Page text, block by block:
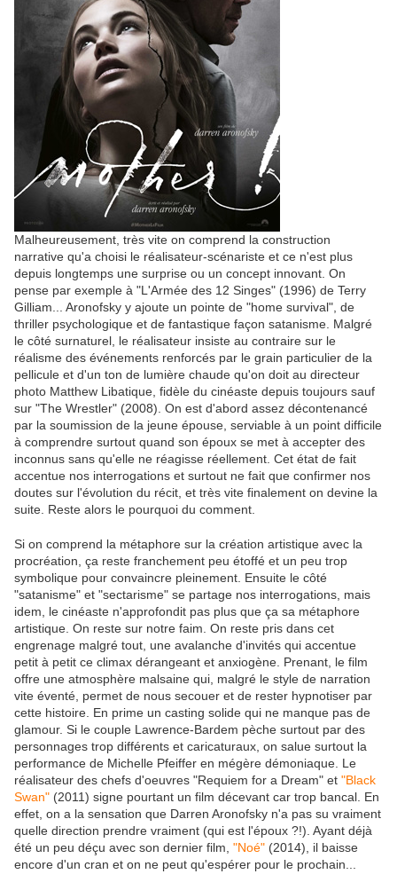
Malheureusement, très vite on comprend la construction
narrative qu'a choisi le réalisateur-scénariste et ce n'est plus
depuis longtemps une surprise ou un concept innovant. On
pense par exemple à "L'Armée des 12 Singes" (1996) de Terry
Gilliam... Aronofsky y ajoute un pointe de "home survival", de
thriller psychologique et de fantastique façon satanisme. Malgré
le côté surnaturel, le réalisateur insiste au contraire sur le
réalisme des événements renforcés par le grain particulier de la
pellicule et d'un ton de lumière chaude qu'on doit au directeur
photo Matthew Libatique, fidèle du cinéaste depuis toujours sauf
sur "The Wrestler" (2008). On est d'abord assez décontenancé
par la soumission de la jeune épouse, serviable à un point difficile
à comprendre surtout quand son époux se met à accepter des
inconnus sans qu'elle ne réagisse réellement. Cet état de fait
accentue nos interrogations et surtout ne fait que confirmer nos
doutes sur l'évolution du récit, et très vite finalement on devine la
suite. Reste alors le pourquoi du comment.
Si on comprend la métaphore sur la création artistique avec la
procréation, ça reste franchement peu étoffé et un peu trop
symbolique pour convaincre pleinement. Ensuite le côté
"satanisme" et "sectarisme" se partage nos interrogations, mais
idem, le cinéaste n'approfondit pas plus que ça sa métaphore
artistique. On reste sur notre faim. On reste pris dans cet
engrenage malgré tout, une avalanche d'invités qui accentue
petit à petit ce climax dérangeant et anxiogène. Prenant, le film
offre une atmosphère malsaine qui, malgré le style de narration
vite éventé, permet de nous secouer et de rester hypnotiser par
cette histoire. En prime un casting solide qui ne manque pas de
glamour. Si le couple Lawrence-Bardem pèche surtout par des
personnages trop différents et caricaturaux, on salue surtout la
performance de Michelle Pfeiffer en mégère démoniaque. Le
réalisateur des chefs d'oeuvres "Requiem for a Dream" et "Black
Swan" (2011) signe pourtant un film décevant car trop bancal. En
effet, on a la sensation que Darren Aronofsky n'a pas su vraiment
quelle direction prendre vraiment (qui est l'époux ?!). Ayant déjà
été un peu déçu avec son dernier film, "Noé" (2014), il baisse
encore d'un cran et on ne peut qu'espérer pour le prochain...